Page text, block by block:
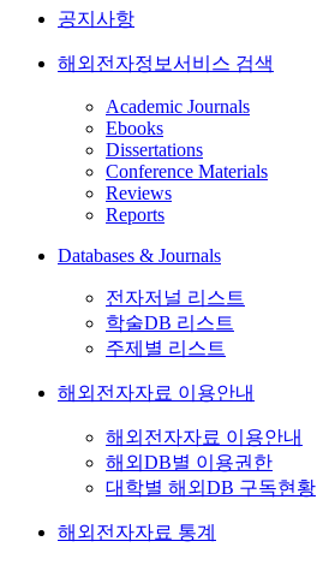
공지사항
해외전자정보서비스 검색
Academic Journals
Ebooks
Dissertations
Conference Materials
Reviews
Reports
Databases & Journals
전자저널 리스트
학술DB 리스트
주제별 리스트
해외전자자료 이용안내
해외전자자료 이용안내
해외DB별 이용권한
대학별 해외DB 구독현황
해외전자자료 통계